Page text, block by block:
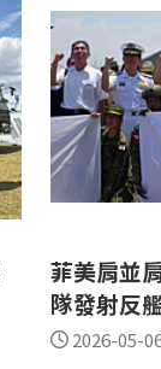
菲美肩並
隊發射反
2026-05-